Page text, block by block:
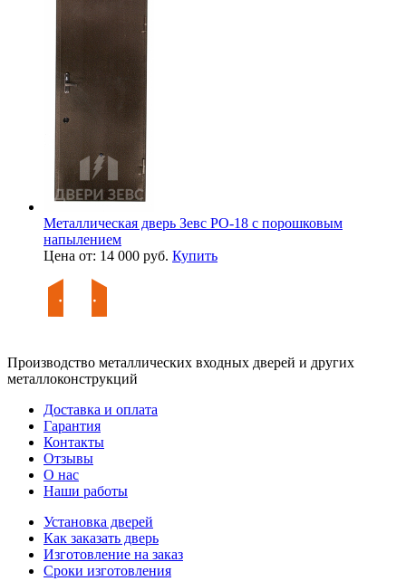
Металлическая дверь Зевс PO-18 с порошковым
напылением
Цена от: 14 000 руб. Купить
Производство металлических входных дверей и других
металлоконструкций
Доставка и оплата
Гарантия
Контакты
Отзывы
О нас
Наши работы
Установка дверей
Как заказать дверь
Изготовление на заказ
Сроки изготовления